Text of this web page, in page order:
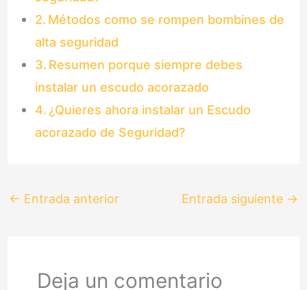
Métodos como se rompen bombines de
alta seguridad
Resumen porque siempre debes
instalar un escudo acorazado
¿Quieres ahora instalar un Escudo
acorazado de Seguridad?
← Entrada anterior Entrada siguiente →
Deja un comentario